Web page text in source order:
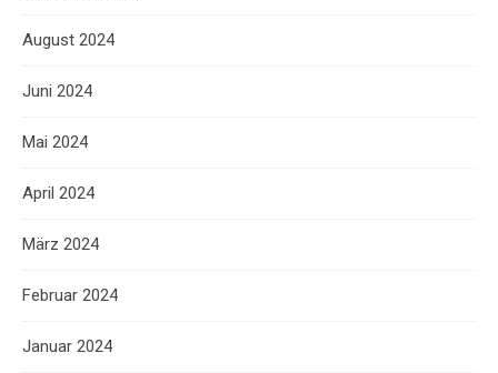
August 2024
Juni 2024
Mai 2024
April 2024
März 2024
Februar 2024
Januar 2024